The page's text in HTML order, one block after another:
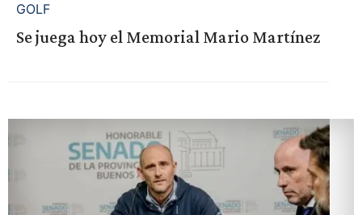
GOLF
Se juega hoy el Memorial Mario Martínez